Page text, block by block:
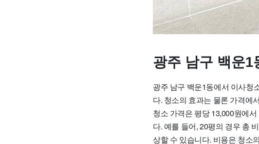
광주 남구 백운1
광주 남구 백운1동에서 이사청
다. 청소의 효과는 물론 가격에
청소 가격은 평당 13,000원에
다. 예를 들어, 20평의 경우 총
상할 수 있습니다. 비용은 청소